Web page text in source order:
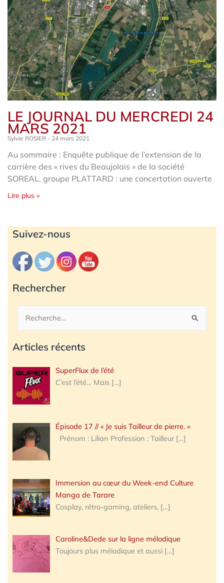
LE JOURNAL DU MERCREDI 24
MARS 2021
Sylvie ROSIER 24 mars 2021
Au sommaire : Enquête publique de l’extension de la
carrière des « rives du Beaujolais » de la société
SOREAL, groupe PLATTARD : une concertation ouverte
Lire plus »
Suivez-nous
Rechercher
Rechercher :
Articles récents
SuperFlux de l’été
C’est l’été… Mais […]
Épisode 17 // « Je suis Tailleur de pierre. »
Prénom : Lilian Profession : Tailleur […]
Immersion au cœur du Week-end Culture
Manga de Tarare
Cosplay, rétro-gaming, ateliers, […]
Caroline&Dede sur la ligne mélodique
Toujours plus mélodique et aussi […]
Archives